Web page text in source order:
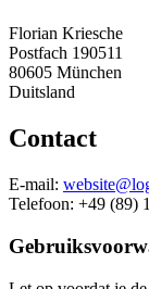
Florian Kriesche
Postfach 190511
80605 München
Duitsland
Contact
E-mail:
Telefoon: +49 (89)